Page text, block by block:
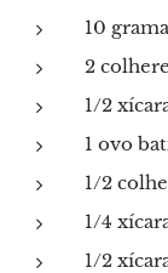
10
2
1/2
1 ovo
1/2
1/4
1/2